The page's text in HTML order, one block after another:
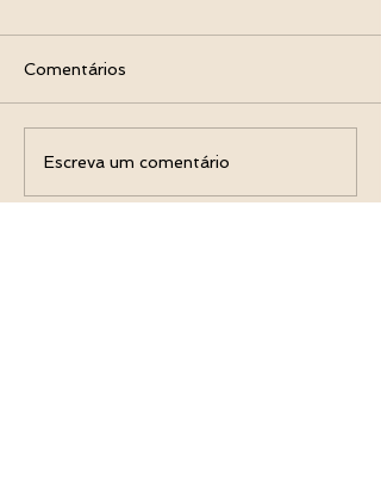
Comentários
Escreva um comentário